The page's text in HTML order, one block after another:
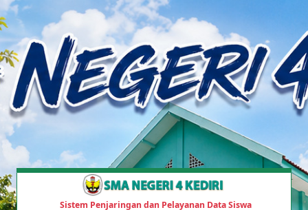
Sistem Penjaringan dan Pelayanan Data Siswa